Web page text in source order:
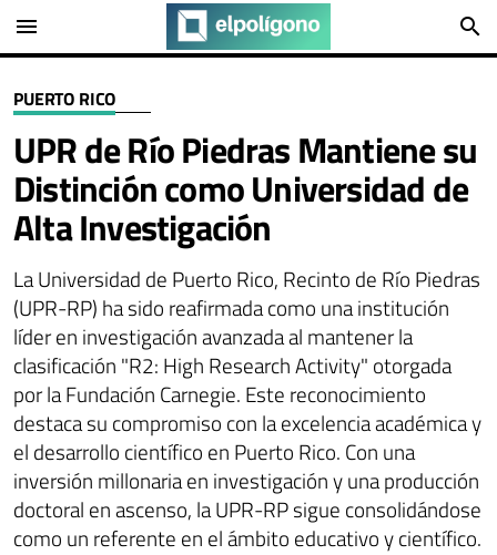
menu search
PUERTO RICO
UPR de Río Piedras Mantiene su
Distinción como Universidad de
Alta Investigación
La Universidad de Puerto Rico, Recinto de Río Piedras
(UPR-RP) ha sido reafirmada como una institución
líder en investigación avanzada al mantener la
clasificación "R2: High Research Activity" otorgada
por la Fundación Carnegie. Este reconocimiento
destaca su compromiso con la excelencia académica y
el desarrollo científico en Puerto Rico. Con una
inversión millonaria en investigación y una producción
doctoral en ascenso, la UPR-RP sigue consolidándose
como un referente en el ámbito educativo y científico.